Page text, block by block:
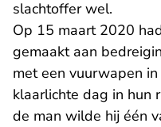
slachtoffer wel.
Op 15 maart 2020
gemaakt aan
met een vuurwapen
klaarlichte dag in hun
de man wilde hij één